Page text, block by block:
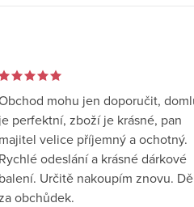
mohu jen doporučit,
je perfektní, zboží je krásné, pan
majitel velice příjemný a ochotný.
Rychlé odeslání a krásné dárkové
balení. Určitě nakoupím znovu.
obchůdek.